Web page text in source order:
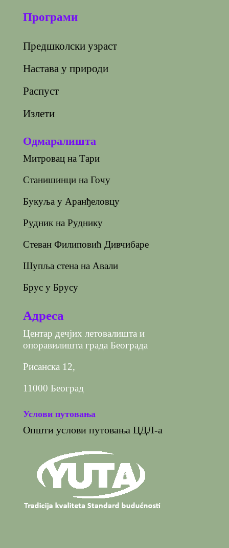
Програми
Предшколски узраст
Настава у природи
Распуст
Излети
Одмаралишта
Митровац на Тари
Станишинци на Гочу
Букуља у Аранђеловцу
Рудник на Руднику
Стеван Филиповић Дивчибаре
Шупља стена на Авали
Брус у Брусу
Адреса
Центар дечјих летовалишта и
опоравилишта града Београда
Рисанска 12,
11000 Београд
Услови путовања
Општи услови путовања ЦДЛ-а